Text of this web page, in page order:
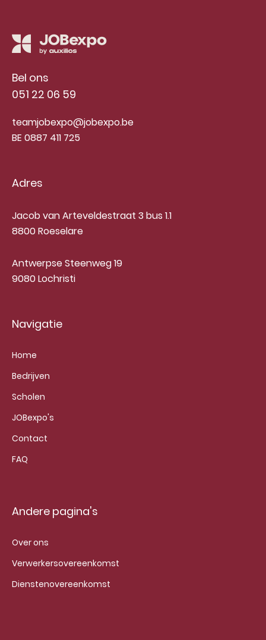
Bel ons
051 22 06 59
teamjobexpo@jobexpo.be
BE 0887 411 725
Adres
Jacob van Arteveldestraat 3 bus 1.1
8800 Roeselare
Antwerpse Steenweg 19
9080 Lochristi
Navigatie
Home
Bedrijven
Scholen
JOBexpo's
Contact
FAQ
Andere pagina's
Over ons
Verwerkersovereenkomst
Dienstenovereenkomst